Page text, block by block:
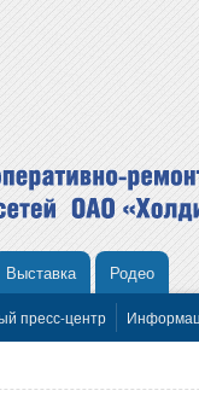
Выставка Родео
пресс-центр